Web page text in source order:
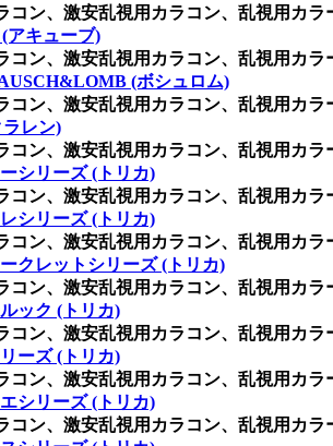
ン、激安乱視用カラコン、乱視用カ
アキューブ)
ン、激安乱視用カラコン、乱視用カ
(ボシュロム)
ン、激安乱視用カラコン、乱視用カ
レン)
ン、激安乱視用カラコン、乱視用カ
シリーズ (トリカ)
ン、激安乱視用カラコン、乱視用カ
シリーズ (トリカ)
ン、激安乱視用カラコン、乱視用カ
クレットシリーズ (トリカ)
ン、激安乱視用カラコン、乱視用カ
ック (トリカ)
ン、激安乱視用カラコン、乱視用カ
ーズ (トリカ)
ン、激安乱視用カラコン、乱視用カ
シリーズ (トリカ)
ン、激安乱視用カラコン、乱視用カ